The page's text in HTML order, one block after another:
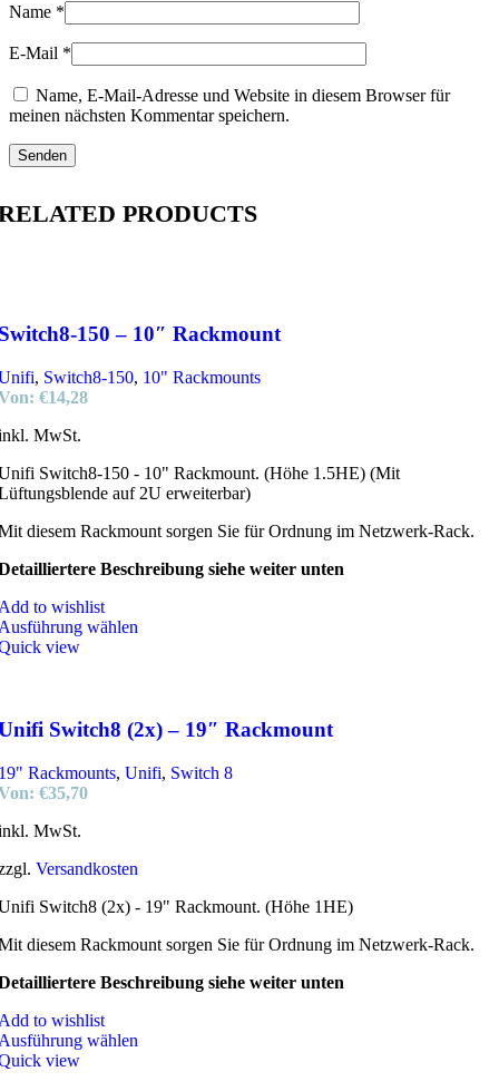
Name *
E-Mail *
Name, E-Mail-Adresse und Website in diesem Browser für
meinen nächsten Kommentar speichern.
PRODUCTS
150 – 10″ Rackmount
, Switch8-150, 10" Rackmounts
€14,28
MwSt.
Switch8-150 - 10" Rackmount. (Höhe 1.5HE) (Mit
auf 2U erweiterbar)
diesem Rackmount sorgen Sie für Ordnung im Netzwerk-Rack.
Beschreibung siehe weiter unten
to wishlist
wählen
view
Switch8 (2x) – 19″ Rackmount
Rackmounts, Unifi, Switch 8
€35,70
MwSt.
Versandkosten
Switch8 (2x) - 19" Rackmount. (Höhe 1HE)
diesem Rackmount sorgen Sie für Ordnung im Netzwerk-Rack.
Beschreibung siehe weiter unten
to wishlist
wählen
view